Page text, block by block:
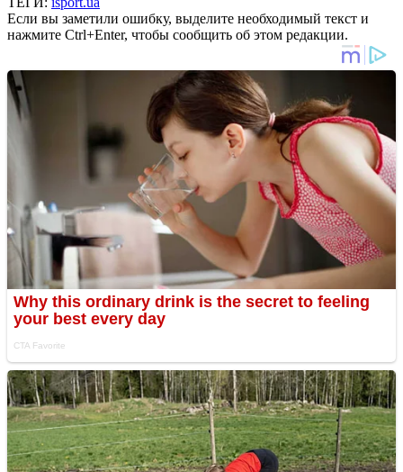
Если вы заметили ошибку, выделите необходимый текст и
нажмите Ctrl+Enter, чтобы сообщить об этом редакции.